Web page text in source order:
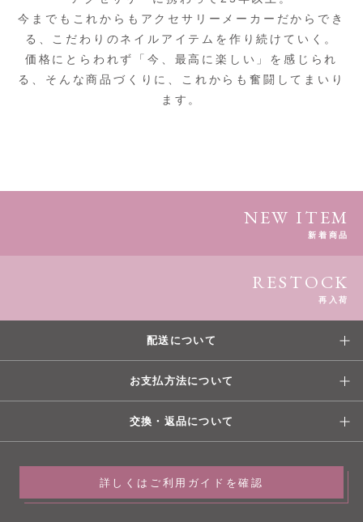
今までもこれからもアクセサリーメーカーだからでき
る、こだわりのネイルアイテムを作り続けていく。
価格にとらわれず「今、最高に楽しい」を感じられ
る、そんな商品づくりに、これからも奮闘してまいり
ます。
NEW ITEM
新着商品
RESTOCK
再入荷
配送について
お支払方法について
交換・返品について
詳しくはご利用ガイドを確認